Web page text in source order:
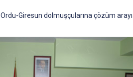
Ordu-Giresun dolmuşçularına çözüm